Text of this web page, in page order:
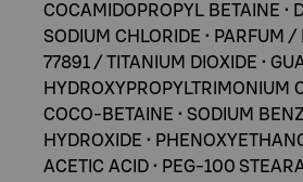
COCAMIDOPROPYL BETAINE •
SODIUM CHLORIDE • PARFUM /
77891 / TITANIUM DIOXIDE •
HYDROXYPROPYLTRIMONIUM
COCO-BETAINE • SODIUM
HYDROXIDE •
ACETIC ACID • PEG-100